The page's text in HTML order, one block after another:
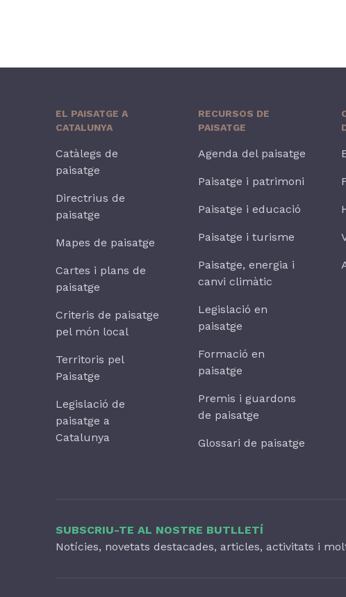
EL PAISATGE A
CATALUNYA
Catàlegs de
paisatge
Directrius de
paisatge
Mapes de paisatge
Cartes i plans de
paisatge
Criteris de paisatge
pel món local
Territoris pel
Paisatge
Legislació de
paisatge a
Catalunya
RECURSOS DE
PAISATGE
Agenda del paisatge
Paisatge i patrimoni
Paisatge i educació
Paisatge i turisme
Paisatge, energia i
canvi climàtic
Legislació en
paisatge
Formació en
paisatge
Premis i guardons
de paisatge
Glossari de paisatge
SUBSCRIU-TE AL NOSTRE BUTLLETÍ
Notícies, novetats destacades, articles, activitats i